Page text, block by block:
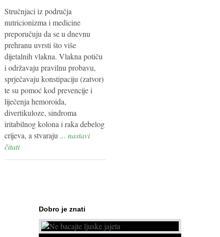
Stručnjaci iz područja
nutricionizma i medicine
preporučuju da se u dnevnu
prehranu uvrsti što više
dijetalnih vlakna. Vlakna potiču
i održavaju pravilnu probavu,
sprječavaju konstipaciju (zatvor)
te su pomoć kod prevencije i
liječenja hemoroida,
divertikuloze, sindroma
iritabilnog kolona i raka debelog
crijeva, a stvaraju ... nastavi
čitati
Dobro je znati